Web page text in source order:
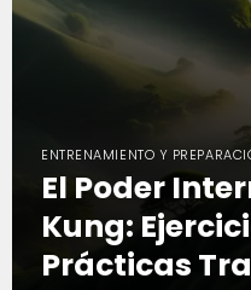
ENTRENAMIENTO Y
El Poder
Kung:
Prácticas